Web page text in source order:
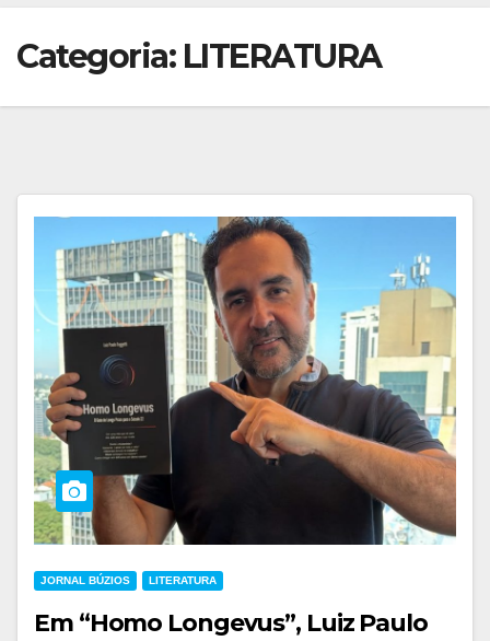
Categoria: LITERATURA
JORNAL BÚZIOS LITERATURA
Em “Homo Longevus”, Luiz Paulo